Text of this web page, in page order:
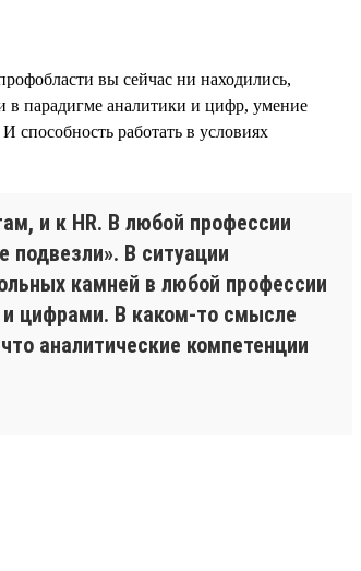
вы сейчас ни находились,
в парадигме аналитики и цифр, умение
способность работать в условиях
и к HR. В любой профессии
подвезли». В ситуации
камней в любой профессии
цифрами. В каком-то смысле
аналитические компетенции